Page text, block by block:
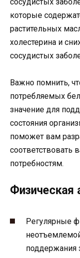
которые
растительных
холестерина и
сосудистых
Важно помнить,
потребляемых
значение для
состояния
поможет вам
потребностям.
Физическая
Регулярные
поддержания